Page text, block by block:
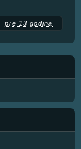
pre 13 godina